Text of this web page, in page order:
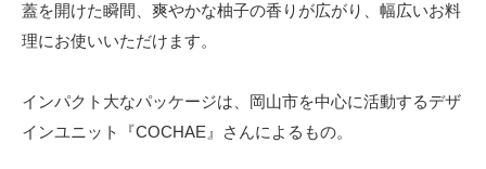
蓋を開けた瞬間、爽やかな柚子の香りが広がり、幅広いお料
理にお使いいただけます。
インパクト大なパッケージは、岡山市を中心に活動するデザ
インユニット『COCHAE』さんによるもの。